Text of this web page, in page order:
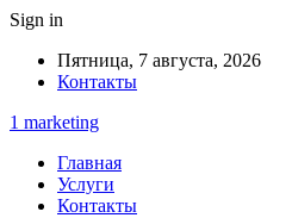
Sign in
Пятница, 7 августа, 2026
Контакты
1 marketing
Главная
Услуги
Контакты